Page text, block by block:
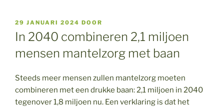
GEPLAATST
OP
29 JANUARI 2024 DOOR
In 2040 combineren 2,1 miljoen
mensen mantelzorg met baan
Steeds meer mensen zullen mantelzorg moeten
combineren met een drukke baan: 2,1 miljoen in 2040
tegenover 1,8 miljoen nu. Een verklaring is dat het